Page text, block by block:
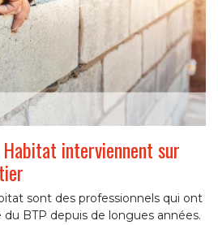
Habitat interviennent sur
sont des professionnels qui ont
BTP depuis de longues années.